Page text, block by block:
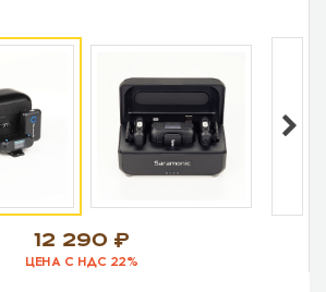
12 290
ЦЕНА С НДС 22%